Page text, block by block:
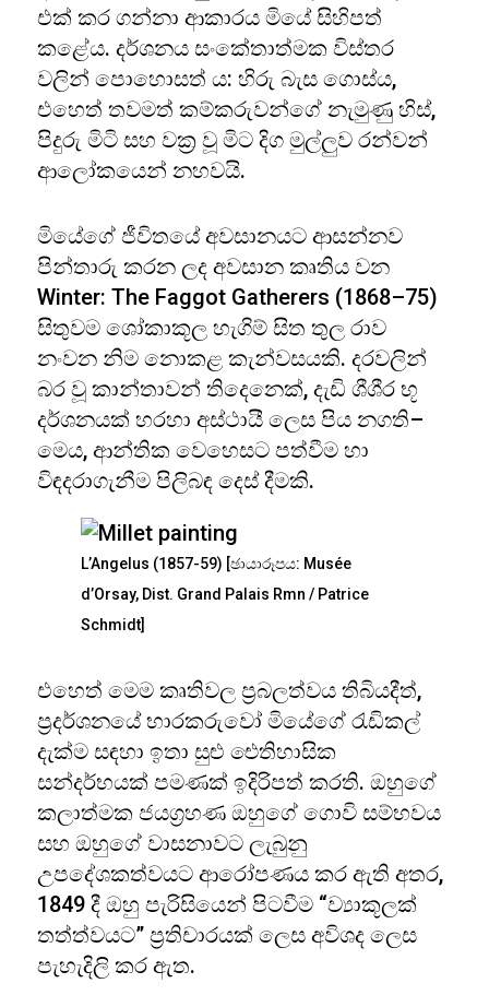
එක් කර ගන්නා ආකාරය මියේ සිහිපත්
කළේය. දර්ශනය සංකේතාත්මක විස්තර
වලින් පොහොසත් ය: හිරු බැස ගොස්ය,
එහෙත් තවමත් කම්කරුවන්ගේ නැමුණු හිස්,
පිදුරු මිටි සහ වක්‍ර වූ මිට දිග මුල්ලුව රන්වන්
ආලෝකයෙන් නහවයි.
මියේගේ ජීවිතයේ අවසානයට ආසන්නව
පින්තාරු කරන ලද අවසාන කෘතිය වන
Winter: The Faggot Gatherers (1868–75)
සිතුවම ශෝකාකූල හැගිම් සිත තුල රාව
නංවන නිම නොකළ කැන්වසයකි. දරවලින්
බර වූ කාන්තාවන් තිදෙනෙක්, දැඩි ශීශීර භූ
දර්ශනයක් හරහා අස්ථායී ලෙස පිය නගති–
මෙය, ආන්තික වෙහෙසට පත්වීම හා
විඳදරාගැනීම පිලිබඳ දෙස් දීමකි.
L’Angelus (1857-59) [ඡායාරූපය: Musée
d’Orsay, Dist. Grand Palais Rmn / Patrice
Schmidt]
එහෙත් මෙම කෘතිවල ප්‍රබලත්වය තිබියදීත්,
ප්‍රදර්ශනයේ භාරකරුවෝ මියේගේ රැඩිකල්
දැක්ම සඳහා ඉතා සුළු ඓතිහාසික
සන්දර්භයක් පමණක් ඉදිරිපත් කරති. ඔහුගේ
කලාත්මක ජයග්‍රහණ ඔහුගේ ගොවි සම්භවය
සහ ඔහුගේ වාසනාවට ලැබුනු
උපදේශකත්වයට ආරෝපණය කර ඇති අතර,
1849 දී ඔහු පැරිසියෙන් පිටවීම “ව්‍යාකූලක්
තත්ත්වයට” ප්‍රතිචාරයක් ලෙස අවිශද ලෙස
පැහැදිලි කර ඇත.